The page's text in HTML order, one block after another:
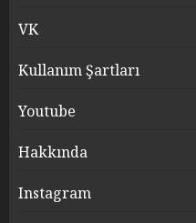
VK
Kullanım Şartları
Youtube
Hakkında
Instagram